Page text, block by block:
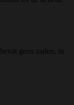
geen zaden, in